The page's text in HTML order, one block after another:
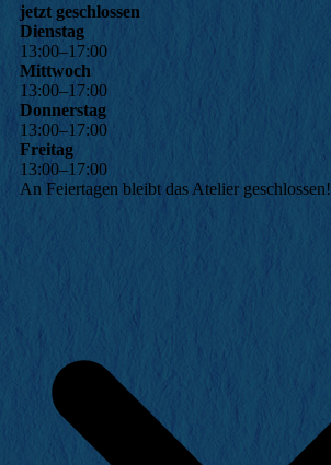
jetzt geschlossen
Dienstag
13:00–17:00
Mittwoch
13:00–17:00
Donnerstag
13:00–17:00
Freitag
13:00–17:00
An Feiertagen bleibt das Atelier geschlossen!